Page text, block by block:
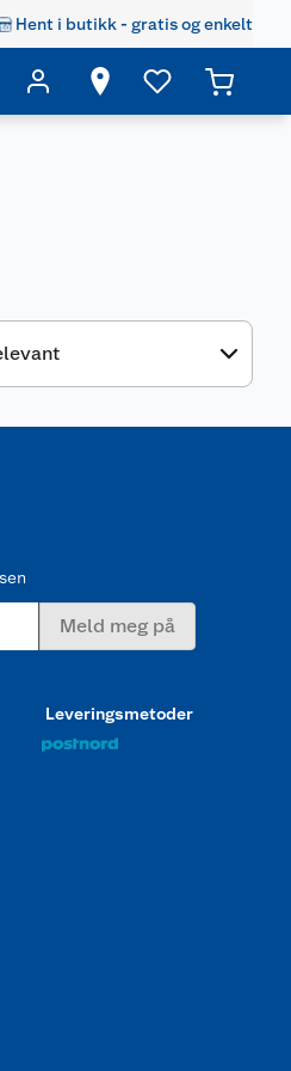
Hent i butikk - gratis og enkelt
Meld meg på
Leveringsmetoder